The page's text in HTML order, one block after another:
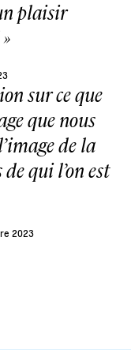
plaisir
sur ce que
que nous
de la
qui l’on est
2023